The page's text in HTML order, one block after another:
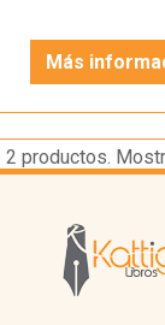
Más
2 productos.
Librería